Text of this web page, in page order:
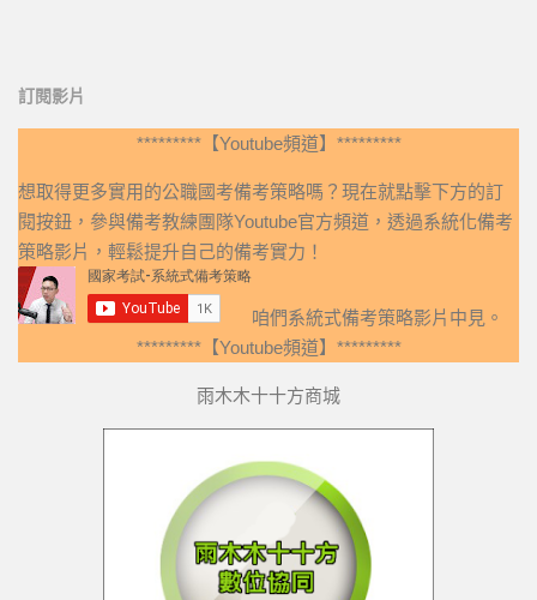
訂閱影片
*********【Youtube頻道】*********
想取得更多實用的公職國考備考策略嗎？現在就點擊下方的訂
閱按鈕，參與備考教練團隊Youtube官方頻道，透過系統化備考
策略影片，輕鬆提升自己的備考實力！
咱們系統式備考策略影片中見。
*********【Youtube頻道】*********
雨木木十十方商城